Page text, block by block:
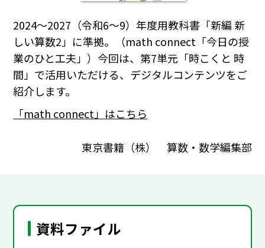
2024～2027（令和6～9）年度用教科書「新編 新
しい算数2」に準拠。（math connect「今日の授
業のひと工夫」）今回は、第7単元「時こくと 時
間」で活用いただける、デジタルコンテンツをご
紹介します。
「math connect」はこちら
東京書籍（株） 算数・数学編集部
資料ファイル